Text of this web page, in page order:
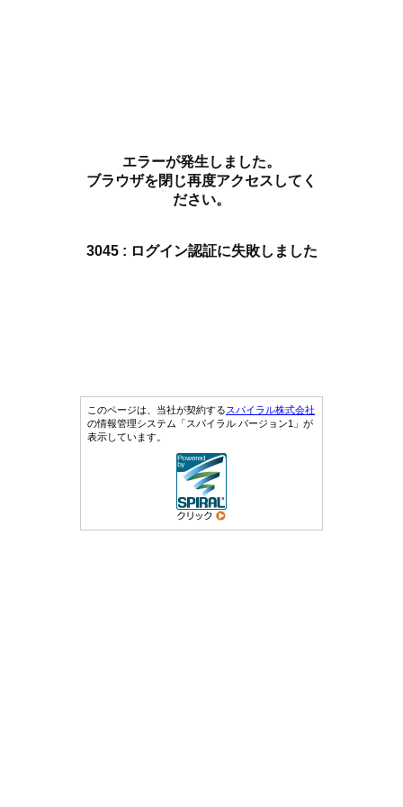
エラーが発生しました。
ブラウザを閉じ再度アクセスしてく
ださい。
3045 : ログイン認証に失敗しました
このページは、当社が契約するスパイラル株式会社
の情報管理システム「スパイラル バージョン1」が
表示しています。